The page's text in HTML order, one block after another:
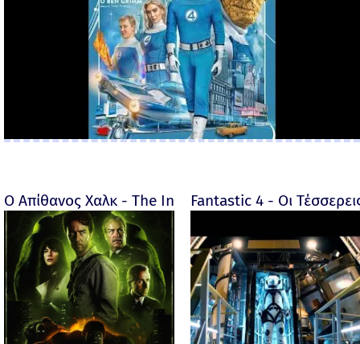
Ο Απίθανος Χαλκ - The Incredible Hulk - 2008
Fantastic 4 - Οι